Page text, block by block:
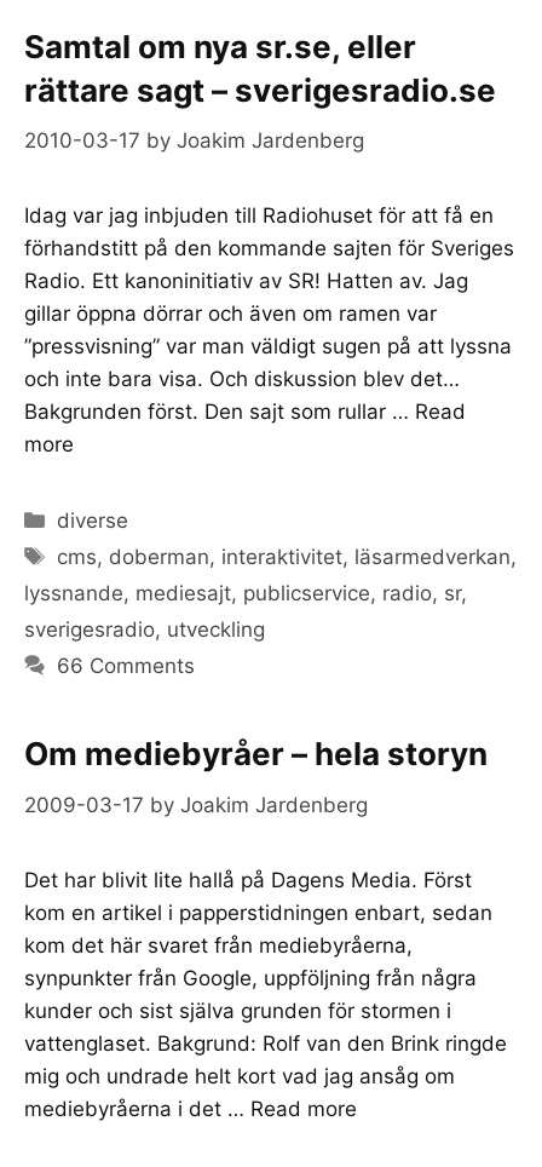
Samtal om nya sr.se, eller
rättare sagt – sverigesradio.se
2010-03-17 by Joakim Jardenberg
Idag var jag inbjuden till Radiohuset för att få en
förhandstitt på den kommande sajten för Sveriges
Radio. Ett kanoninitiativ av SR! Hatten av. Jag
gillar öppna dörrar och även om ramen var
”pressvisning” var man väldigt sugen på att lyssna
och inte bara visa. Och diskussion blev det…
Bakgrunden först. Den sajt som rullar … Read
more
Categories
diverse
Tags
cms, doberman, interaktivitet, läsarmedverkan,
lyssnande, mediesajt, publicservice, radio, sr,
sverigesradio, utveckling
66 Comments
Om mediebyråer – hela storyn
2009-03-17 by Joakim Jardenberg
Det har blivit lite hallå på Dagens Media. Först
kom en artikel i papperstidningen enbart, sedan
kom det här svaret från mediebyråerna,
synpunkter från Google, uppföljning från några
kunder och sist själva grunden för stormen i
vattenglaset. Bakgrund: Rolf van den Brink ringde
mig och undrade helt kort vad jag ansåg om
mediebyråerna i det … Read more